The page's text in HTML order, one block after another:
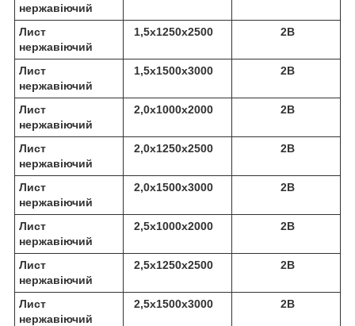
нержавіючий
Лист
нержавіючий
1,5х1250х2500 2В
Лист
нержавіючий
1,5х1500х3000 2В
Лист
нержавіючий
2,0х1000х2000 2В
Лист
нержавіючий
2,0х1250х2500 2В
Лист
нержавіючий
2,0х1500х3000 2В
Лист
нержавіючий
2,5х1000х2000 2В
Лист
нержавіючий
2,5х1250х2500 2В
Лист
нержавіючий
2,5х1500х3000 2В